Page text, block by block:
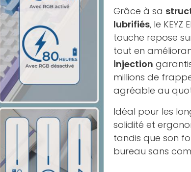
Grâce à sa
lubrifiés, le
touche repose
tout en
injection
millions de
agréable au
Idéal pour les
solidité et
tandis que son
bureau sans